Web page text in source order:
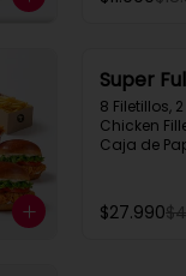
Super
8 Filetillos,
Chicken
Caja de
$27.990